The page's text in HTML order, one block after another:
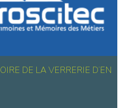
DE LA VERRERIE D’EN